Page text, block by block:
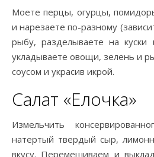
Моете перцы, огурцы,
и нарезаете по-разному
рыбу, разделываете на куски
укладываете овощи, зелень и
соусом и украсив икрой.
Салат «Елочка»
Измельчить
натертый твердый сыр,
вкусу. Перемешиваем и